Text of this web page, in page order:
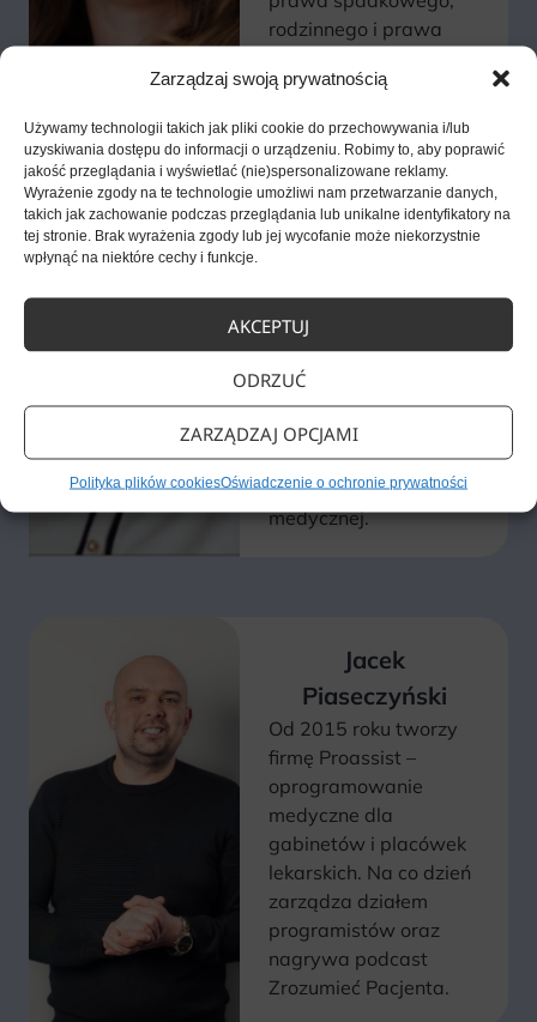
Zarządzaj swoją prywatnością
Używamy technologii takich jak pliki cookie do przechowywania i/lub
uzyskiwania dostępu do informacji o urządzeniu. Robimy to, aby poprawić
jakość przeglądania i wyświetlać (nie)spersonalizowane reklamy.
Wyrażenie zgody na te technologie umożliwi nam przetwarzanie danych,
takich jak zachowanie podczas przeglądania lub unikalne identyfikatory na
tej stronie. Brak wyrażenia zgody lub jej wycofanie może niekorzystnie
wpłynąć na niektóre cechy i funkcje.
AKCEPTUJ
ODRZUĆ
ZARZĄDZAJ OPCJAMI
Polityka plików cookiesOświadczenie o ochronie prywatności
rodzinnego i prawa
interesuje się jednak
i z tego względu
stworzyła
na Instagramie profil
legalbeauty_med,
kosmetologami
i osobami
wykonującymi zawody
medyczne. Tłumaczy
na nim, jak zgodnie
z prawem prowadzić
biznes w branży
medycznej.
Jacek
Piaseczyński
Od 2015 roku tworzy
firmę Proassist –
oprogramowanie
medyczne dla
gabinetów i placówek
lekarskich. Na co dzień
zarządza działem
programistów oraz
nagrywa podcast
Zrozumieć Pacjenta.